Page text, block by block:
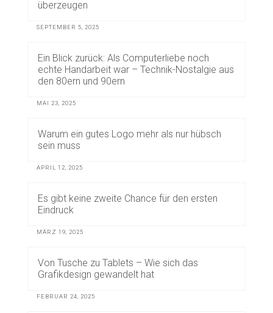
überzeugen
SEPTEMBER 5, 2025
Ein Blick zurück: Als Computerliebe noch
echte Handarbeit war – Technik-Nostalgie aus
den 80ern und 90ern
MAI 23, 2025
Warum ein gutes Logo mehr als nur hübsch
sein muss
APRIL 12, 2025
Es gibt keine zweite Chance für den ersten
Eindruck
MÄRZ 19, 2025
Von Tusche zu Tablets – Wie sich das
Grafikdesign gewandelt hat
FEBRUAR 24, 2025